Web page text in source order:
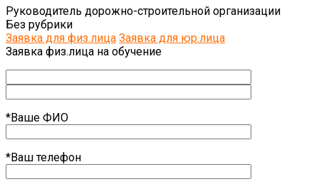
Руководитель дорожно-строительной организации
Без рубрики
Заявка для физ.лица Заявка для юр.лица
Заявка физ.лица на обучение
*Ваше ФИО
*Ваш телефон